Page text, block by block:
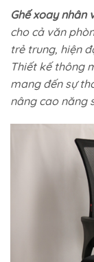
Ghế xoay nhân
cho cả văn
trẻ trung, hiện
Thiết kế thông
mang đến sự
nâng cao năng